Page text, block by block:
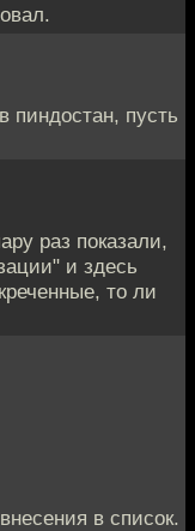
пиндостан, пусть
раз показали,
и здесь
то ли
в список.